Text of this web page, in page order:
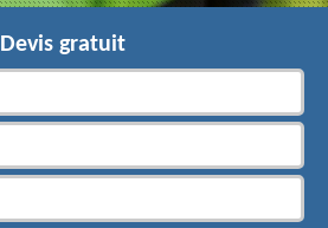
Devis gratuit